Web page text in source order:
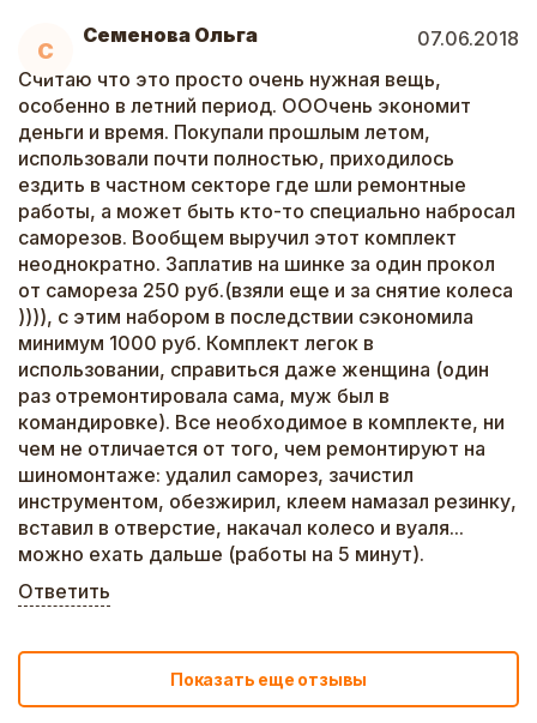
С
Семенова Ольга
07.06.2018
Считаю что это просто очень нужная вещь,
особенно в летний период. ОООчень экономит
деньги и время. Покупали прошлым летом,
использовали почти полностью, приходилось
ездить в частном секторе где шли ремонтные
работы, а может быть кто-то специально набросал
саморезов. Вообщем выручил этот комплект
неоднократно. Заплатив на шинке за один прокол
от самореза 250 руб.(взяли еще и за снятие колеса
)))), с этим набором в последствии сэкономила
минимум 1000 руб. Комплект легок в
использовании, справиться даже женщина (один
раз отремонтировала сама, муж был в
командировке). Все необходимое в комплекте, ни
чем не отличается от того, чем ремонтируют на
шиномонтаже: удалил саморез, зачистил
инструментом, обезжирил, клеем намазал резинку,
вставил в отверстие, накачал колесо и вуаля...
можно ехать дальше (работы на 5 минут).
Ответить
Показать еще отзывы